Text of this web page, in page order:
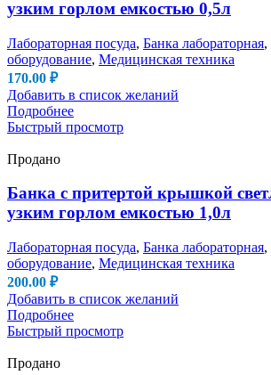
узким горлом емкостью 0,5л
Лабораторная посуда, Банка лабораторная,
оборудование, Медицинская техника
170.00 ₽
Добавить в список желаний
Подробнее
Быстрый просмотр
Продано
Банка с притертой крышкой
узким горлом емкостью 1,0л
Лабораторная посуда, Банка лабораторная,
оборудование, Медицинская техника
200.00 ₽
Добавить в список желаний
Подробнее
Быстрый просмотр
Продано